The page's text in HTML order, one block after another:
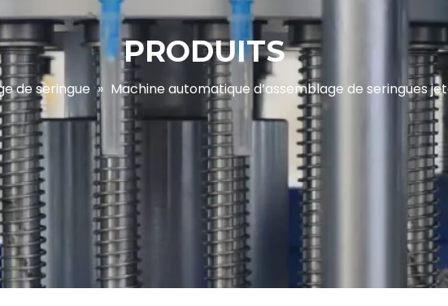
PRODUITS
de seringue » Machine automatique d’assemblage de seringues